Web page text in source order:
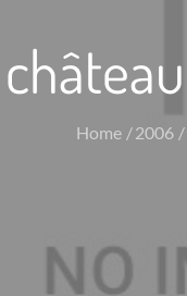
Home 2006